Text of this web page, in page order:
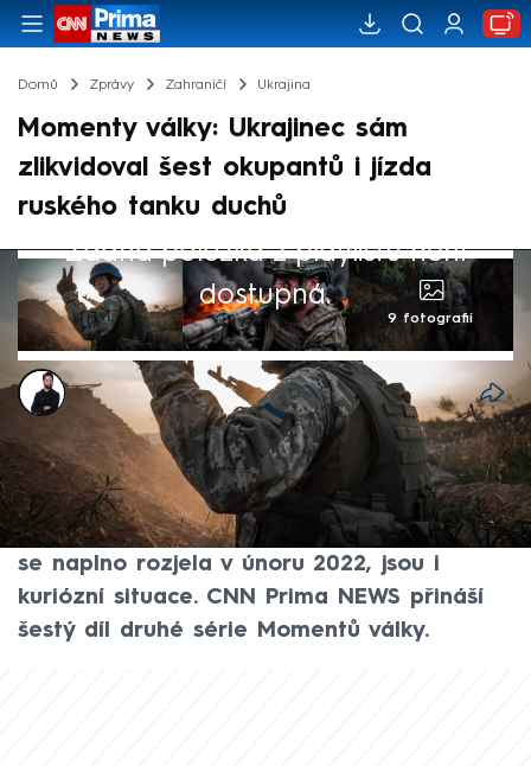
Domů Zprávy Zahraničí Ukrajina
Momenty války: Ukrajinec sám
zlikvidoval šest okupantů i jízda
ruského tanku duchů
Žádná položka z playlistu není
dostupná.
9 fotografií
Marek Veselý
30. bře 2024, 06:36
Ruská invaze na Ukrajinu je bezpochyby
nejkrvavějším konfliktem v Evropě od druhé
světové války. Součástí ničivé agrese, která
se naplno rozjela v únoru 2022, jsou i
kuriózní situace. CNN Prima NEWS přináší
šestý díl druhé série Momentů války.